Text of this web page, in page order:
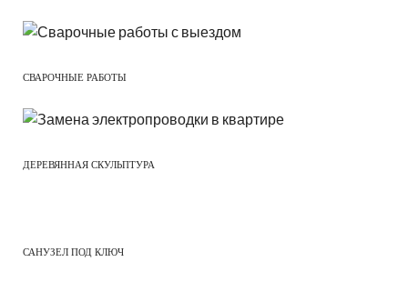
СВАРОЧНЫЕ РАБОТЫ
ДЕРЕВЯННАЯ СКУЛЬПТУРА
САНУЗЕЛ ПОД КЛЮЧ